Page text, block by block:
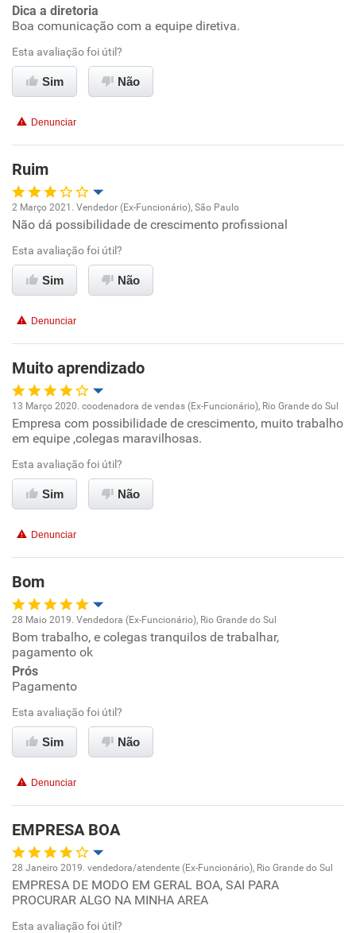
Conciliação com a vida familiar
Benefícios
Recomenda esta empresa
Recomenda a diretoria
Dica a diretoria
Boa comunicação com a equipe diretiva.
Esta avaliação foi útil?
Sim Não
Denunciar
Ruim
Oportunidade de promoção
Ambiente de trabalho
Benefícios
Não recomenda esta empresa
2 Março 2021. Vendedor (Ex-Funcionário), São Paulo
Não dá possibilidade de crescimento profissional
Esta avaliação foi útil?
Sim Não
Denunciar
Muito aprendizado
Oportunidade de promoção
Ambiente de trabalho
Conciliação com a vida familiar
Recomenda a diretoria
13 Março 2020. coodenadora de vendas (Ex-Funcionário), Rio Grande do Sul
Empresa com possibilidade de crescimento, muito trabalho
em equipe ,colegas maravilhosas.
Esta avaliação foi útil?
Sim Não
Denunciar
Bom
Oportunidade de promoção
Ambiente de trabalho
Conciliação com a vida familiar
Benefícios
28 Maio 2019. Vendedora (Ex-Funcionário), Rio Grande do Sul
Bom trabalho, e colegas tranquilos de trabalhar,
pagamento ok
Prós
Pagamento
Esta avaliação foi útil?
Sim Não
Denunciar
EMPRESA BOA
Oportunidade de promoção
Ambiente de trabalho
28 Janeiro 2019. vendedora/atendente (Ex-Funcionário), Rio Grande do Sul
EMPRESA DE MODO EM GERAL BOA, SAI PARA
PROCURAR ALGO NA MINHA AREA
Esta avaliação foi útil?